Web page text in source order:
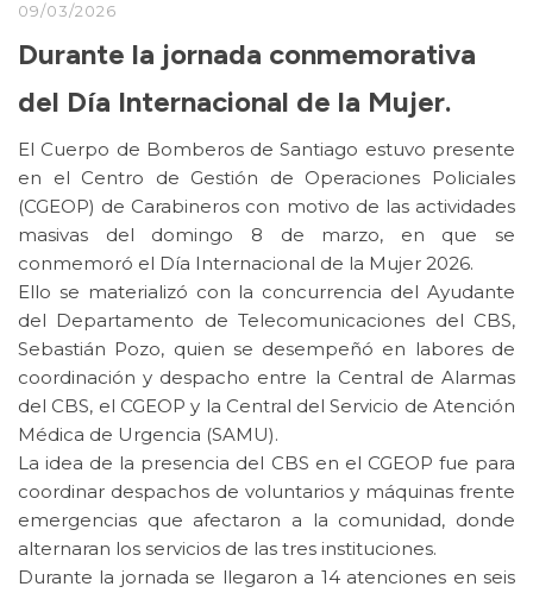
09/03/2026
Durante la jornada conmemorativa
del Día Internacional de la Mujer.
El Cuerpo de Bomberos de Santiago estuvo presente
en el Centro de Gestión de Operaciones Policiales
(CGEOP) de Carabineros con motivo de las actividades
masivas del domingo 8 de marzo, en que se
conmemoró el Día Internacional de la Mujer 2026.
Ello se materializó con la concurrencia del Ayudante
del Departamento de Telecomunicaciones del CBS,
Sebastián Pozo, quien se desempeñó en labores de
coordinación y despacho entre la Central de Alarmas
del CBS, el CGEOP y la Central del Servicio de Atención
Médica de Urgencia (SAMU).
La idea de la presencia del CBS en el CGEOP fue para
coordinar despachos de voluntarios y máquinas frente
emergencias que afectaron a la comunidad, donde
alternaran los servicios de las tres instituciones.
Durante la jornada se llegaron a 14 atenciones en seis